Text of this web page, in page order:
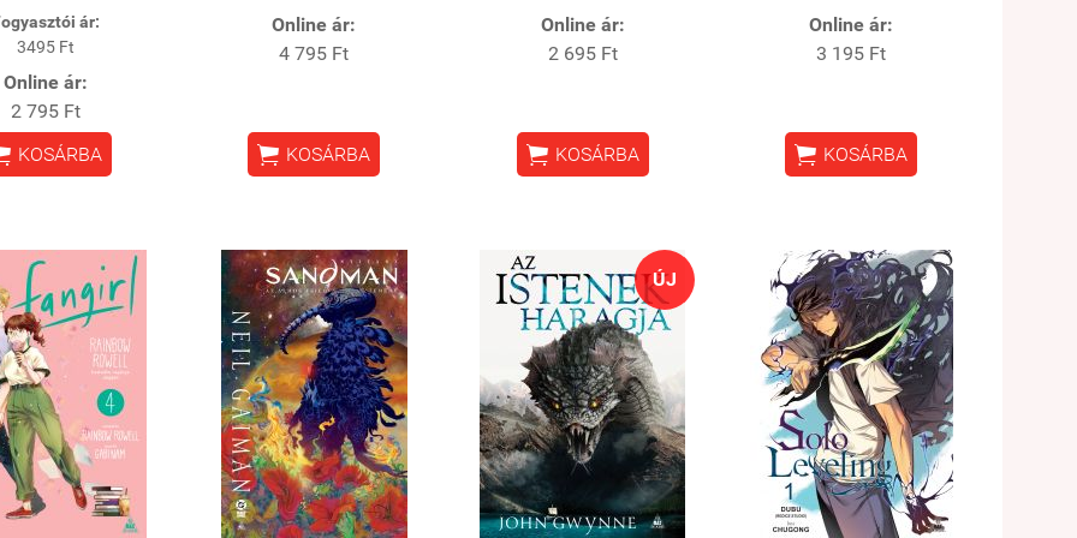
ár:
3495 Ft
Online ár:
2 795 Ft
KOSÁRBA
Online ár:
4 795 Ft
 KOSÁRBA
Online ár:
2 695 Ft
 KOSÁRBA
Online ár:
3 195 Ft
 KOSÁRBA
ÚJ